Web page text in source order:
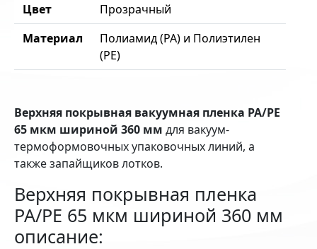
Цвет
Прозрачный
Материал
Полиамид (PA) и Полиэтилен
(PE)
Верхняя покрывная вакуумная пленка PA/PE
65 мкм шириной 360 мм для вакуум-
термоформовочных упаковочных линий, а
также запайщиков лотков.
Верхняя покрывная пленка
PA/PE 65 мкм шириной 360 мм
описание: